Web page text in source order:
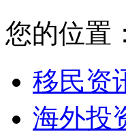
您的位置：
移民资
海外投